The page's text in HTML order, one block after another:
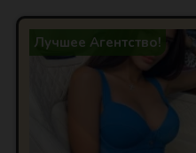
Лучшее Агентство!